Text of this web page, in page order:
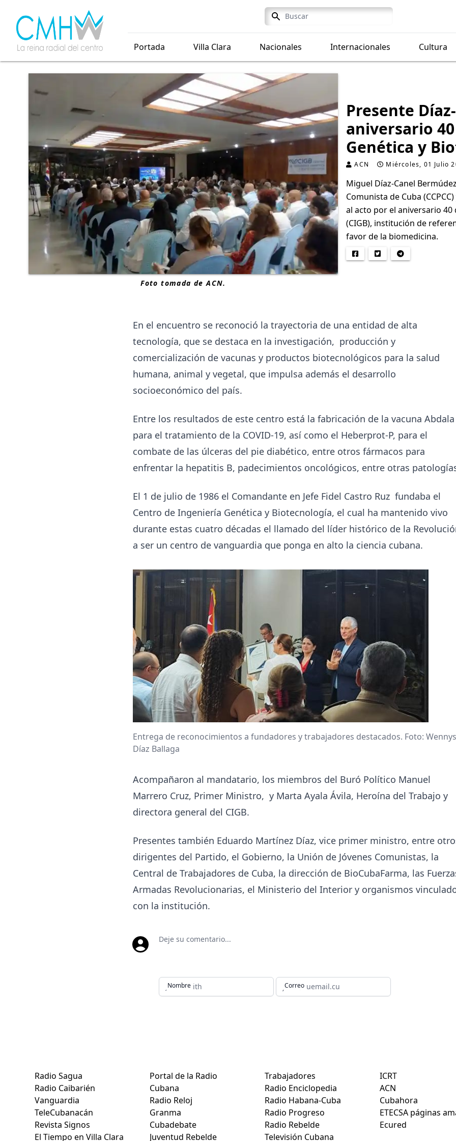
Search
Portada Villa Clara Nacionales Internacionales Cultura
Foto tomada de ACN.
Presente
aniversario
Genética y
ACN Miércoles, 01 Julio
Miguel Díaz-Canel
Comunista de Cuba
al acto por el aniversario
(CIGB), institución de
favor de la biomedicina.
En el encuentro se reconoció la trayectoria de una entidad de alta
tecnología, que se destaca en la investigación, producción y
comercialización de vacunas y productos biotecnológicos para la salud
humana, animal y vegetal, que impulsa además el desarrollo
socioeconómico del país.
Entre los resultados de este centro está la fabricación de la vacuna Abdala
para el tratamiento de la COVID-19, así como el Heberprot-P, para el
combate de las úlceras del pie diabético, entre otros fármacos para
enfrentar la hepatitis B, padecimientos oncológicos, entre otras
El 1 de julio de 1986 el Comandante en Jefe Fidel Castro Ruz fundaba el
Centro de Ingeniería Genética y Biotecnología, el cual ha mantenido vivo
durante estas cuatro décadas el llamado del líder histórico de la
a ser un centro de vanguardia que ponga en alto la ciencia cubana.
Entrega de reconocimientos a fundadores y trabajadores destacados. Foto: Wennys
Díaz Ballaga
Acompañaron al mandatario, los miembros del Buró Político Manuel
Marrero Cruz, Primer Ministro, y Marta Ayala Ávila, Heroína del Trabajo y
directora general del CIGB.
Presentes también Eduardo Martínez Díaz, vice primer ministro, entre
dirigentes del Partido, el Gobierno, la Unión de Jóvenes Comunistas, la
Central de Trabajadores de Cuba, la dirección de BioCubaFarma, las
Armadas Revolucionarias, el Ministerio del Interior y organismos
con la institución.
Deje su comentario
Nombre Correo
Radio Sagua
Radio Caibarién
Vanguardia
TeleCubanacán
Revista Signos
El Tiempo en Villa Clara
Portal de la Radio
Cubana
Radio Reloj
Granma
Cubadebate
Juventud Rebelde
Trabajadores
Radio Enciclopedia
Radio Habana-Cuba
Radio Progreso
Radio Rebelde
Televisión Cubana
ICRT
ACN
Cubahora
ETECSA páginas
Ecured